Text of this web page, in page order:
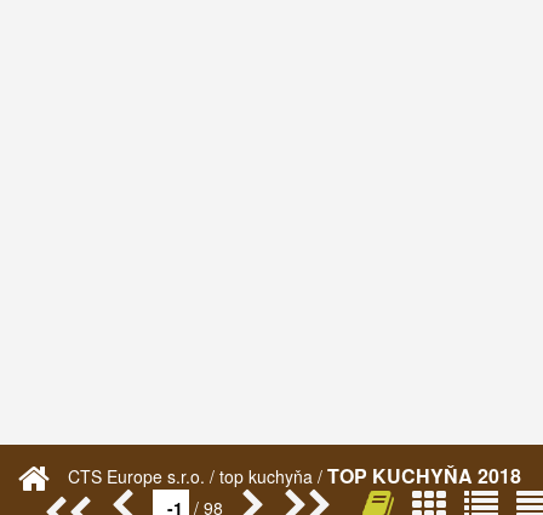
CTS Europe s.r.o. / top kuchyňa / TOP KUCHYŇA 2018
/ 98